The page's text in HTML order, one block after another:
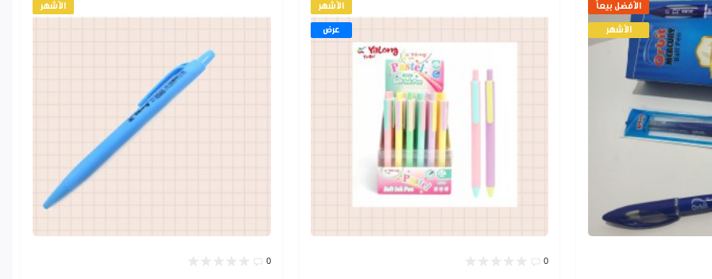
الأشهر
0
الأشهر
عرض
0
الأفضل بيعاً
الأشهر